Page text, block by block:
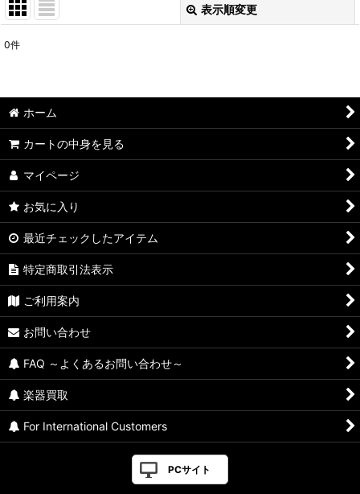
表示順変更
並び順:
0件
ホーム
カートの中身を見る
マイページ
お気に入り
最近チェックしたアイテム
特定商取引法表示
ご利用案内
お問い合わせ
FAQ ～よくあるお問い合わせ～
楽器買取
For International Customers
PCサイト